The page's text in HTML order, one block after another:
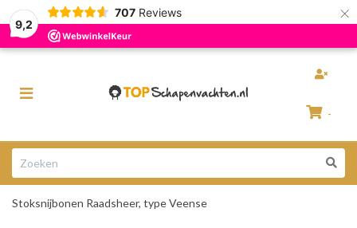
9,2
707 Reviews ×
Razendsnelle levering 100% Natuurlijke schapenvachten
Toggle
-
Winkelwagen
Stoksnijbonen Raadsheer, type Veense